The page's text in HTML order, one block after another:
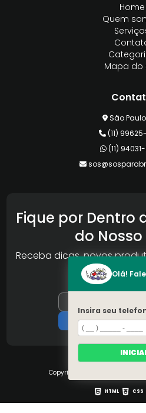
Home
Quem
Mapa
São Paulo
(11)
(11)
Fique por Dentro
do
Receba dicas, novos
da
Copyright © S.O.S Pára-brisa.
HTML CSS
Olá!
Insira seu